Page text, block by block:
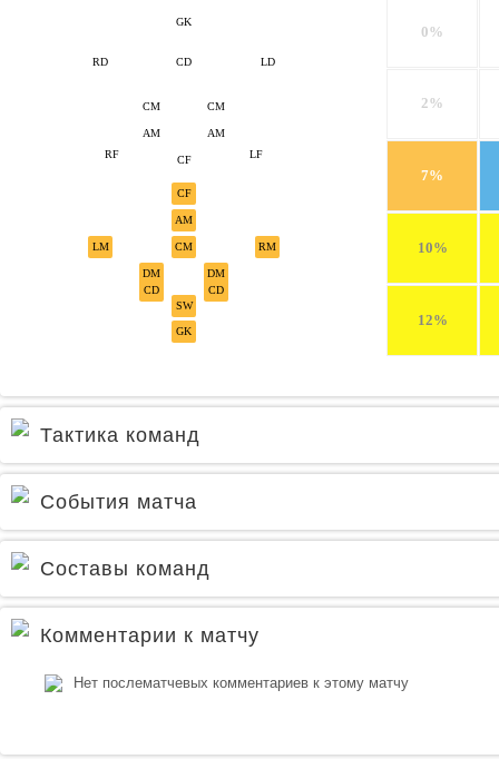
GK
CD LD
RD
AM
CM
AM
LF
CM
RF CF
GK
CD
SW
CD
DM DM
LM RM
AM
CM
CF
0%
2%
7%
10%
12%
Тактика команд
События матча
Составы команд
Комментарии к матчу
Нет послематчевых комментариев к этому матчу